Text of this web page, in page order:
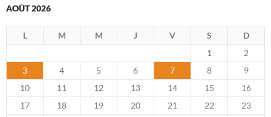
AOÛT 2026
L M M J V S
D
1
2
3
4 5 6 7 8
9
10
11 12 13 14 15
16
17
18 19 20 21 22
23